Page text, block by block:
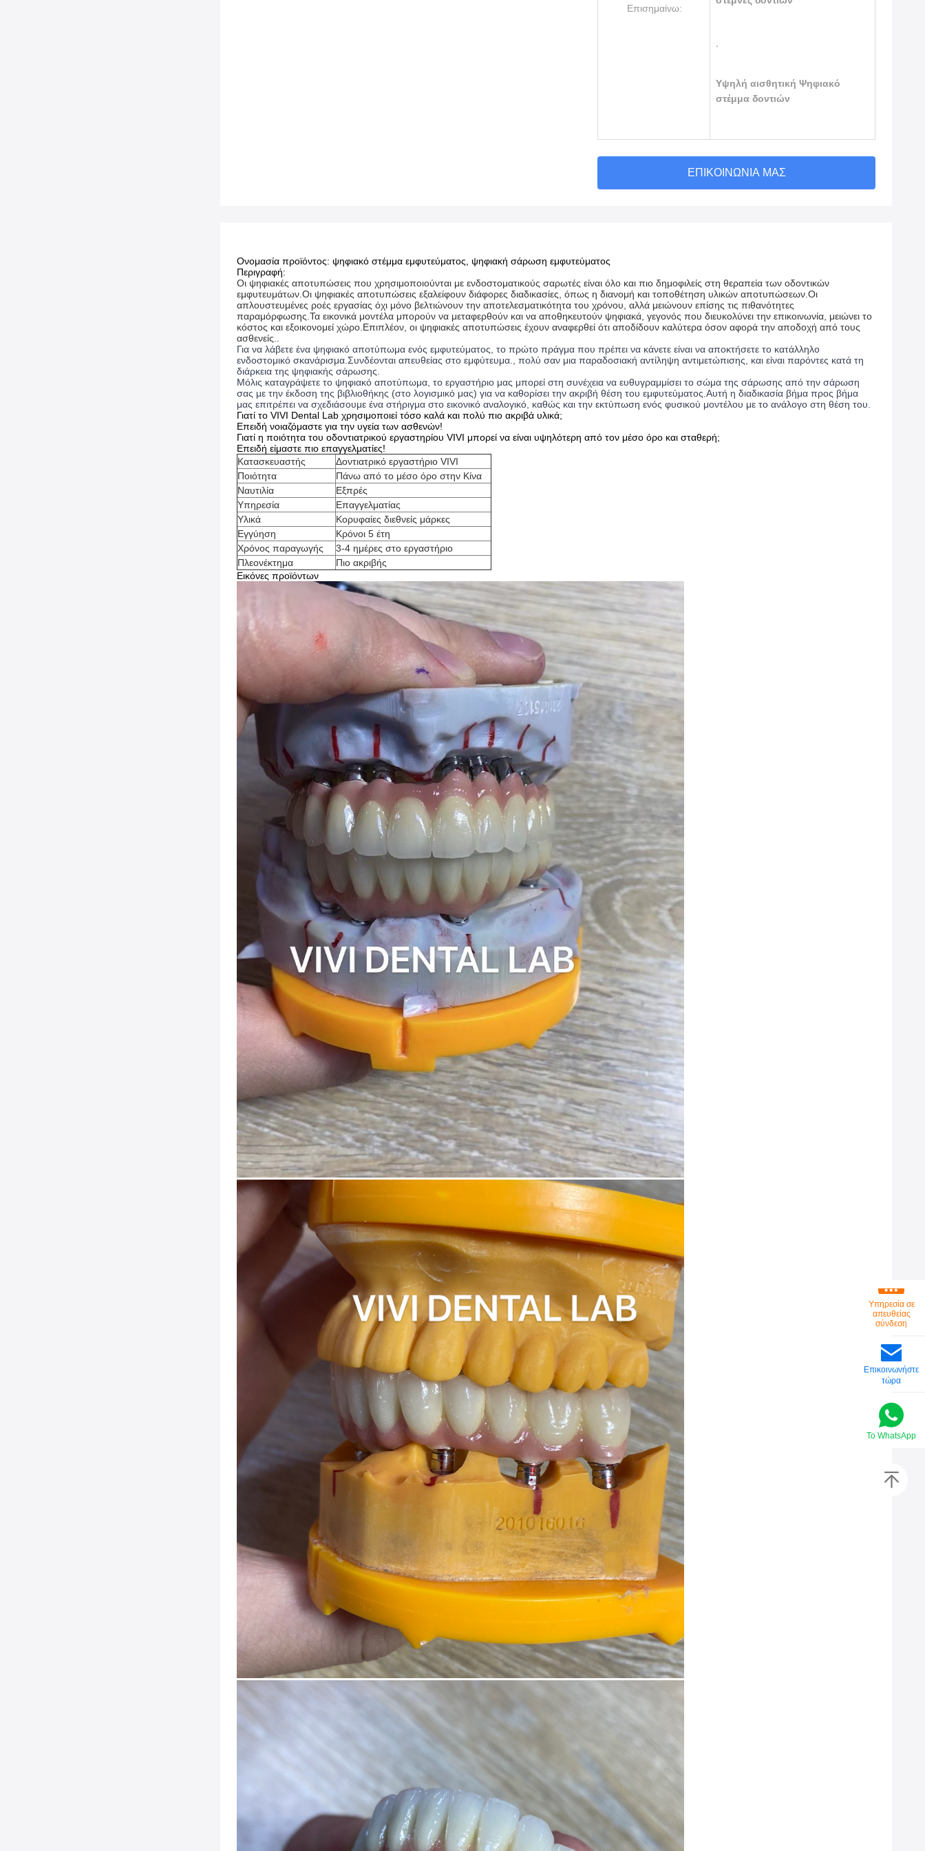
Επισημαίνω:
Υψηλή αισθητική Ψηφιακό
στέμμα δοντιών
ΕΠΙΚΟΙΝΩΝΊΑ ΜΑΣ
Ονομασία προϊόντος: ψηφιακό στέμμα εμφυτεύματος, ψηφιακή σάρωση εμφυτεύματος
Περιγραφή:
Οι ψηφιακές αποτυπώσεις που χρησιμοποιούνται με ενδοστοματικούς σαρωτές είναι όλο και πιο δημοφιλείς στη θεραπεία των οδοντικών
εμφυτευμάτων.Οι ψηφιακές αποτυπώσεις εξαλείφουν διάφορες διαδικασίες, όπως η διανομή και τοποθέτηση υλικών αποτυπώσεων.Οι
απλουστευμένες ροές εργασίας όχι μόνο βελτιώνουν την αποτελεσματικότητα του χρόνου, αλλά μειώνουν επίσης τις πιθανότητες
παραμόρφωσης. Τα εικονικά μοντέλα μπορούν να μεταφερθούν και να αποθηκευτούν ψηφιακά, γεγονός που διευκολύνει την επικοινωνία, μειώνει το
κόστος και εξοικονομεί χώρο. Επιπλέον, οι ψηφιακές αποτυπώσεις έχουν αναφερθεί ότι αποδίδουν καλύτερα όσον αφορά την αποδοχή από τους
ασθενείς.
Για να λάβετε ένα ψηφιακό αποτύπωμα ενός εμφυτεύματος, το πρώτο πράγμα που πρέπει να κάνετε είναι να αποκτήσετε το κατάλληλο
ενδοστομικό σκανάρισμα.Συνδέονται απευθείας στο εμφύτευμα., πολύ σαν μια παραδοσιακή αντίληψη αντιμετώπισης, και είναι παρόντες κατά τη
διάρκεια της ψηφιακής σάρωσης.
Μόλις καταγράψετε το ψηφιακό αποτύπωμα, το εργαστήριο μας μπορεί στη συνέχεια να ευθυγραμμίσει το σώμα της σάρωσης από την σάρωση
σας με την έκδοση της βιβλιοθήκης (στο λογισμικό μας) για να καθορίσει την ακριβή θέση του εμφυτεύματος.Αυτή η διαδικασία βήμα προς βήμα
μας επιτρέπει να σχεδιάσουμε ένα στήριγμα στο εικονικό αναλογικό, καθώς και την εκτύπωση ενός φυσικού μοντέλου με το ανάλογο στη θέση του.
Γιατί το VIVI Dental Lab χρησιμοποιεί τόσο καλά και πολύ πιο ακριβά υλικά;
Επειδή νοιαζόμαστε για την υγεία των ασθενών!
Γιατί η ποιότητα του οδοντιατρικού εργαστηρίου VIVI μπορεί να είναι υψηλότερη από τον μέσο όρο και σταθερή;
Επειδή είμαστε πιο επαγγελματίες!
Κατασκευαστής
Δοντιατρικό εργαστήριο VIVI
Ποιότητα
Πάνω από το μέσο όρο στην Κίνα
Ναυτιλία
Εξπρές
Υπηρεσία
Επαγγελματίας
Υλικά
Κορυφαίες διεθνείς μάρκες
Εγγύηση
Κρόνοι 5 έτη
Χρόνος παραγωγής
3-4 ημέρες στο εργαστήριο
Πλεονέκτημα
Πιο ακριβής
Εικόνες προϊόντων
Υπηρεσία σε
απευθείας
σύνδεση
Επικοινωνήστε
τώρα
Το WhatsApp